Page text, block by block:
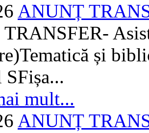
ANUNȚ
și
mult...
ANUNȚ